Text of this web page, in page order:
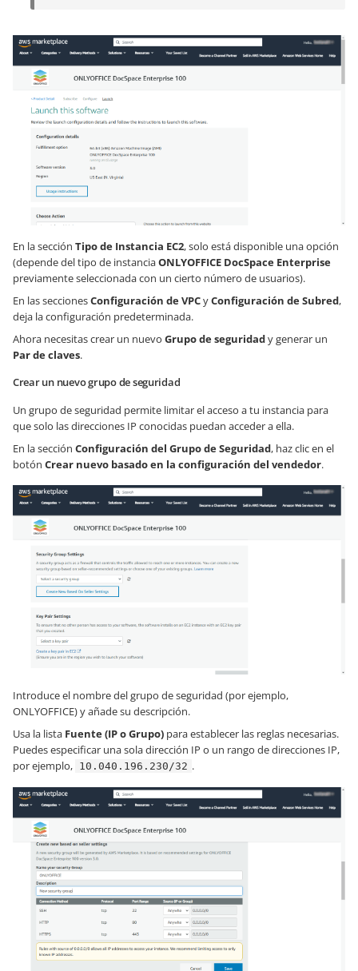
En la sección Tipo de Instancia EC2, solo está disponible una opción
(depende del tipo de instanciaONLYOFFICE DocSpace Enterprise
previamente seleccionada con un cierto número de usuarios).
En las seccionesConfiguración de VPCyConfiguración de Subred,
deja la configuración predeterminada.
Ahora necesitas crear un nuevo Grupo de seguridady generar un
Par de claves.
Crear un nuevo grupo de seguridad
Un grupo de seguridad permite limitar el acceso a tu instancia para
que solo las direcciones IP conocidas puedan acceder a ella.
En la sección Configuración del Grupo de Seguridad, haz clic en el
botón Crear nuevo basado en la configuración del vendedor.
Introduce el nombre del grupo de seguridad (por ejemplo,
ONLYOFFICE) y añade su descripción.
Usa la lista Fuente (IP o Grupo) para establecer las reglas necesarias.
Puedes especificar una sola dirección IP o un rango de direcciones IP,
por ejemplo, 10.040.196.230/32 .